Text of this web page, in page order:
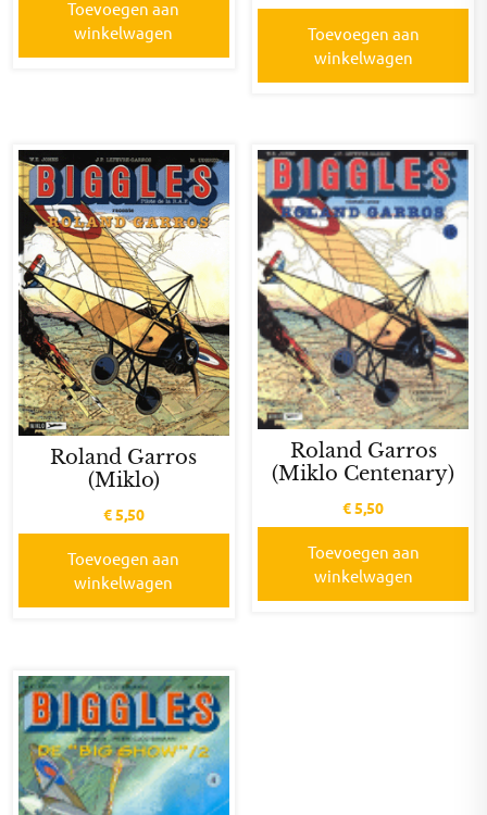
Toevoegen aan
winkelwagen
Toevoegen aan
winkelwagen
Roland Garros
(Miklo)
€5,50
Toevoegen aan
winkelwagen
Roland Garros
(Miklo Centenary)
€5,50
Toevoegen aan
winkelwagen